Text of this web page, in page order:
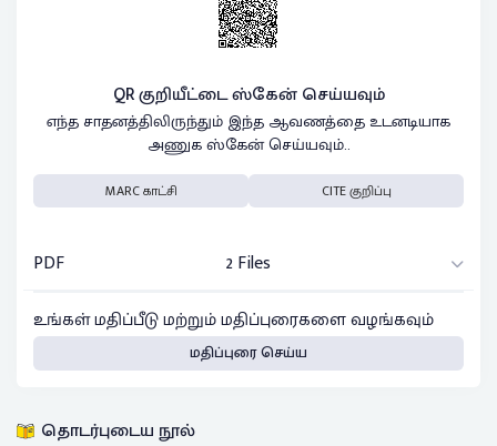
QR குறியீட்டை ஸ்கேன் செய்யவும்
எந்த சாதனத்திலிருந்தும் இந்த ஆவணத்தை உடனடியாக
அணுக ஸ்கேன் செய்யவும்..
MARC காட்சி CITE குறிப்பு
PDF
2 Files
உங்கள் மதிப்பீடு மற்றும் மதிப்புரைகளை வழங்கவும்
மதிப்புரை செய்ய
தொடர்புடைய நூல்